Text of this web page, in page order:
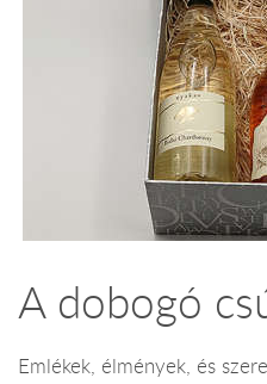
A dobogó
Emlékek, élmények, és